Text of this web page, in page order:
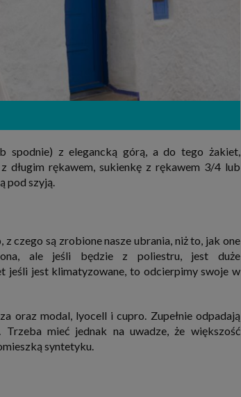
spodnie) z elegancką górą, a do tego żakiet,
długim rękawem, sukienkę z rękawem 3/4 lub
pod szyją.
czego są zrobione nasze ubrania, niż to, jak one
ale jeśli będzie z poliestru, jest duże
jeśli jest klimatyzowane, to odcierpimy swoje w
oraz modal, lyocell i cupro. Zupełnie odpadają
mieć jednak na uwadze, że większość
syntetyku.